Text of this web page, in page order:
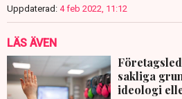
Uppdaterad: 4 feb 2022, 11:12
LÄS ÄVEN
sakliga
ideologi